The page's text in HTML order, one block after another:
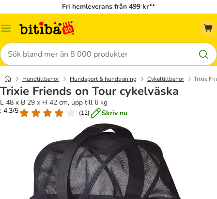
Fri hemleverans från 499 kr**
Meny
Sök
Hundtillbehör Hundsport & hundträning Cykeltillbehör Trixie
Trixie Friends on Tour cykelväska
L 48 x B 29 x H 42 cm, upp till 6 kg
: 4.3/5
(12) Skriv nu